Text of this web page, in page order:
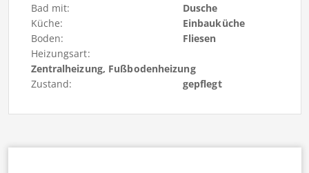
Bad mit:
Dusche
Küche:
Einbauküche
Boden:
Fliesen
Heizungsart:
Zentralheizung, Fußbodenheizung
Zustand:
gepflegt